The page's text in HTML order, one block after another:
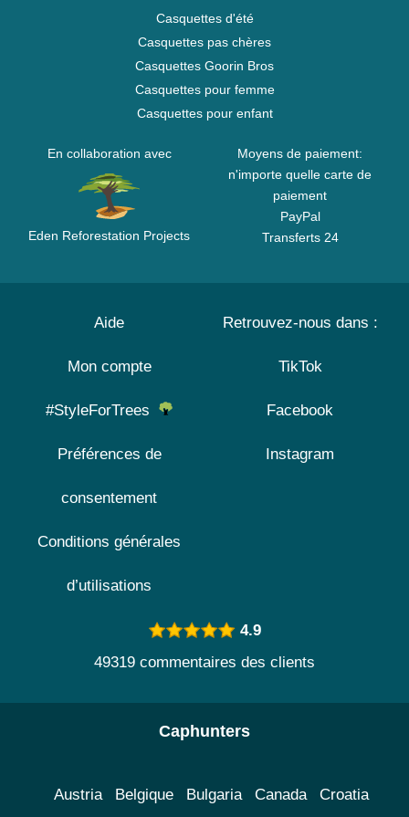
Casquettes d'été
Casquettes pas chères
Casquettes Goorin Bros
Casquettes pour femme
Casquettes pour enfant
En collaboration avec
Eden Reforestation Projects
Moyens de paiement:
n'importe quelle carte de
paiement
PayPal
Transferts 24
Aide
Mon compte
#StyleForTrees
Préférences de
consentement
Conditions générales
d’utilisations
Retrouvez-nous dans :
TikTok
Facebook
Instagram
4.9
49319 commentaires des clients
Caphunters
Austria Belgique Bulgaria Canada Croatia